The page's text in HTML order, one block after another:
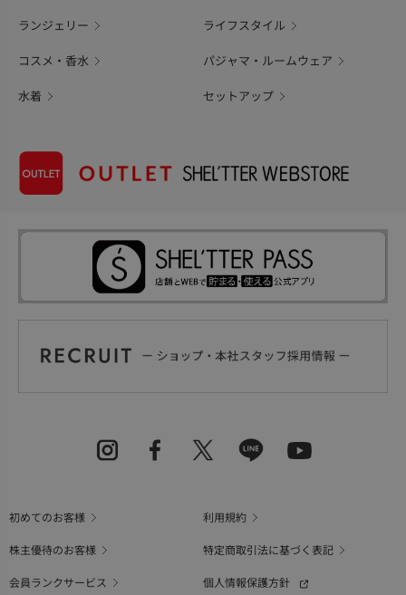
ランジェリー ライフスタイル
コスメ・香水 パジャマ・ルームウェア
水着 セットアップ
初めてのお客様
利用規約
株主優待のお客様
特定商取引法に基づく表記
会員ランクサービス
個人情報保護方針